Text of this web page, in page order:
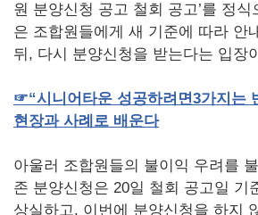
원 분양신청 공고 철회 공고’를 정
은 조합원들에게 새 기준에 따라 안
뒤, 다시 분양신청을 받는다는 입장
☞“시니어타운 성공하려면3가지는
현장과 사례로 배운다
아울러 조합원들의 불이익 우려를
존 분양신청은 20일 철회 공고일 기
상실하고, 이번에 분양신청을 하지